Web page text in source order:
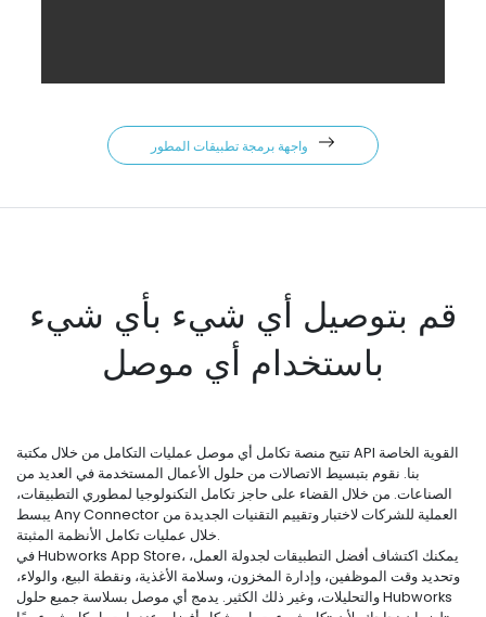
قم بتوصيل أي شيء بأي شيء
باستخدام أي موصل
تتيح منصة تكامل أي موصل عمليات التكامل من خلال مكتبة API القوية الخاصة
بنا. نقوم بتبسيط الاتصالات من حلول الأعمال المستخدمة في العديد من
الصناعات. من خلال القضاء على حاجز تكامل التكنولوجيا لمطوري التطبيقات،
يبسط Any Connector العملية للشركات لاختبار وتقييم التقنيات الجديدة من
خلال عمليات تكامل الأنظمة المثبتة.
في Hubworks App Store، يمكنك اكتشاف أفضل التطبيقات لجدولة العمل،
وتحديد وقت الموظفين، وإدارة المخزون، وسلامة الأغذية، ونقطة البيع، والولاء،
والتحليلات، وغير ذلك الكثير. يدمج أي موصل بسلاسة جميع حلول Hubworks